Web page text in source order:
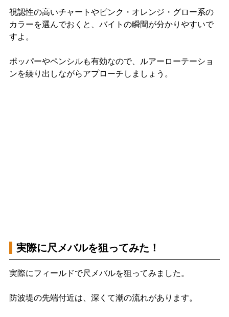
視認性の高いチャートやピンク・オレンジ・グロー系の
カラーを選んでおくと、バイトの瞬間が分かりやすいで
すよ。
ポッパーやペンシルも有効なので、ルアーローテーショ
ンを繰り出しながらアプローチしましょう。
実際に尺メバルを狙ってみた！
実際にフィールドで尺メバルを狙ってみました。
防波堤の先端付近は、深くて潮の流れがあります。